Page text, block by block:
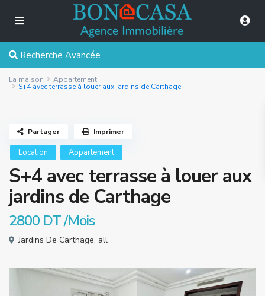
Recherche Avancée
La maison Appartement
S+4 avec terrasse à louer aux jardins de Carthage
Location Appartement
S+4 avec terrasse à louer aux
jardins de Carthage
2800 DT/Mois
Jardins De Carthage, all
Partager Imprimer